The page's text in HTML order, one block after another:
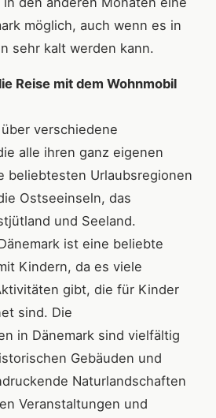
möglich, auch wenn es in
sehr kalt werden kann.
Reise mit dem Wohnmobil
verschiedene
alle ihren ganz eigenen
beliebtesten Urlaubsregionen
Ostseeinseln, das
und Seeland.
ist eine beliebte
Kindern, da es viele
gibt, die für Kinder
sind. Die
in Dänemark sind vielfältig
Gebäuden und
Naturlandschaften
Veranstaltungen und